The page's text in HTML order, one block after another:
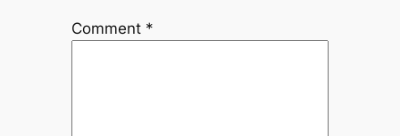
Comment *